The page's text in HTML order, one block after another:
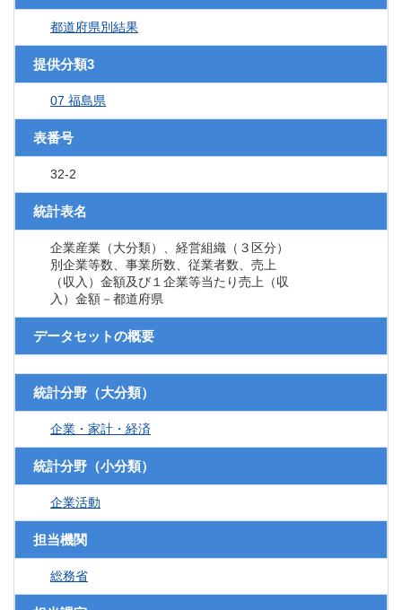
都道府県別結果
提供分類3
07 福島県
表番号
32-2
統計表名
企業産業（大分類）、経営組織（３区分）
別企業等数、事業所数、従業者数、売上
（収入）金額及び１企業等当たり売上（収
入）金額－都道府県
データセットの概要
統計分野（大分類）
企業・家計・経済
統計分野（小分類）
企業活動
担当機関
総務省